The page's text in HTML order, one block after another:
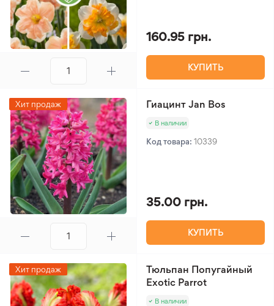
160.95 грн.
КУПИТЬ
Хит продаж Гиацинт Jan Bos
В наличии
Код товара: 10339
35.00 грн.
КУПИТЬ
Хит продаж
Тюльпан Попугайный
Exotic Parrot
В наличии